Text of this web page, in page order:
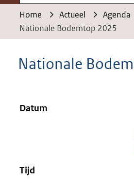
Home Actueel
Agenda
Nationale Bodemtop 2025
Nationale
Datum
Tijd